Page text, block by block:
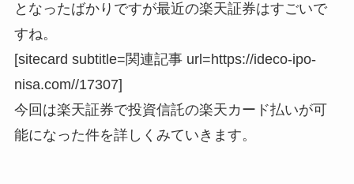
となったばかりですが最近の楽天証券はすごいで
すね。
[sitecard subtitle=関連記事 url=https://ideco-ipo-
nisa.com//17307]
今回は楽天証券で投資信託の楽天カード払いが可
能になった件を詳しくみていきます。